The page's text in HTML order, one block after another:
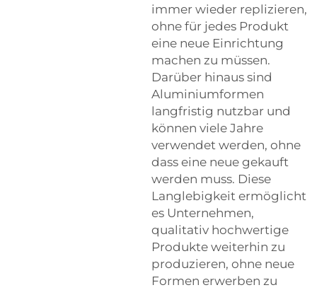
immer wieder replizieren,
ohne für jedes Produkt
eine neue Einrichtung
machen zu müssen.
Darüber hinaus sind
Aluminiumformen
langfristig nutzbar und
können viele Jahre
verwendet werden, ohne
dass eine neue gekauft
werden muss. Diese
Langlebigkeit ermöglicht
es Unternehmen,
qualitativ hochwertige
Produkte weiterhin zu
produzieren, ohne neue
Formen erwerben zu